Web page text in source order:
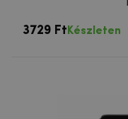
3729 Ft Készleten